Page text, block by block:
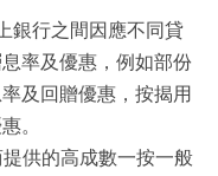
銀行之間因應不同貸
率及優惠，例如部份
及回贈優惠，按揭用
。
供的高成數一按一般